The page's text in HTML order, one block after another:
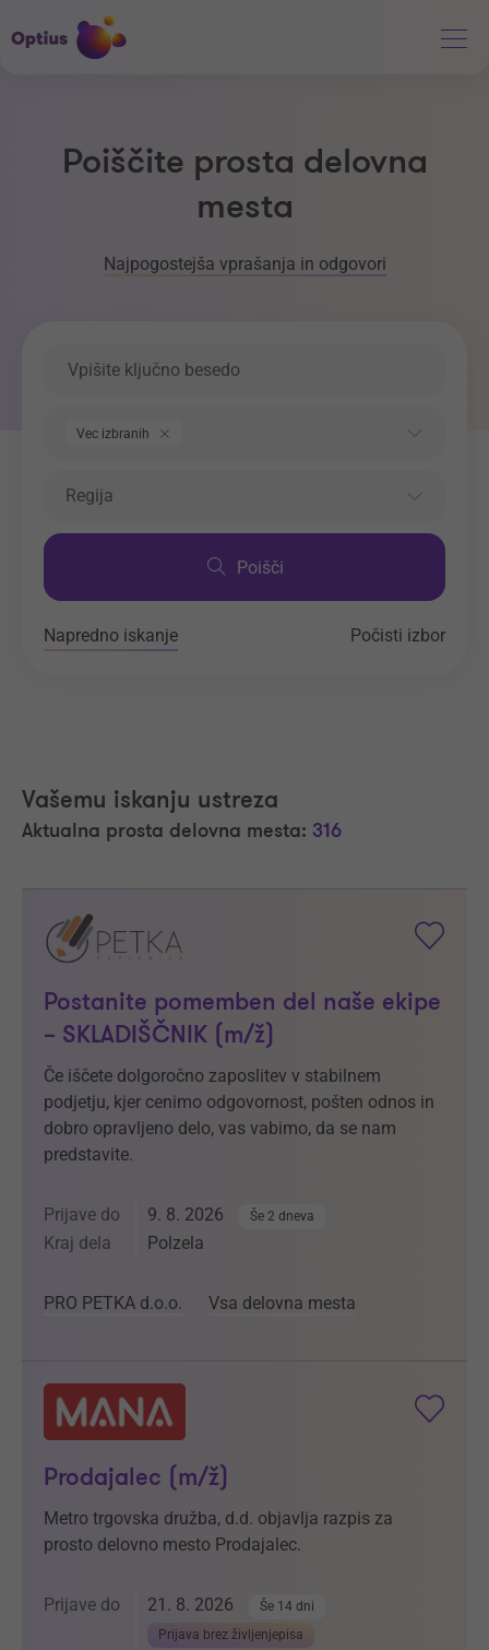
Poiščite prosta delovna
mesta
Najpogostejša vprašanja in odgovori
Vec izbranih
Regija
Poišči
Napredno iskanje Počisti izbor
Vašemu iskanju ustreza
Aktualna prosta delovna mesta: 316
Postanite pomemben del naše ekipe
– SKLADIŠČNIK (m/ž)
Če iščete dolgoročno zaposlitev v stabilnem
podjetju, kjer cenimo odgovornost, pošten odnos in
dobro opravljeno delo, vas vabimo, da se nam
predstavite.
Prijave do 9. 8. 2026 Še 2 dneva
Kraj dela Polzela
PRO PETKA d.o.o. Vsa delovna mesta
Prodajalec (m/ž)
Metro trgovska družba, d.d. objavlja razpis za
prosto delovno mesto Prodajalec.
Prijave do 21. 8. 2026
Še 14 dni
Prijava brez življenjepisa